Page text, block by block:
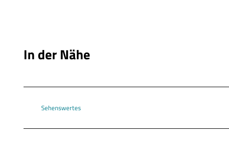
In der Nähe
Sehenswertes